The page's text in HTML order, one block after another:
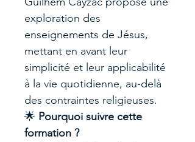
exploration des
enseignements de Jésus,
mettant en avant leur
simplicité et leur applicabilité
à la vie quotidienne, au-delà
des contraintes religieuses.
🌟 Pourquoi suivre cette
formation ?